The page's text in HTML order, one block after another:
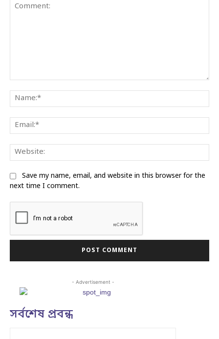
Save my name, email, and website in this browser for the
next time I comment.
- Advertisement -
সর্বশেষ প্রবন্ধ